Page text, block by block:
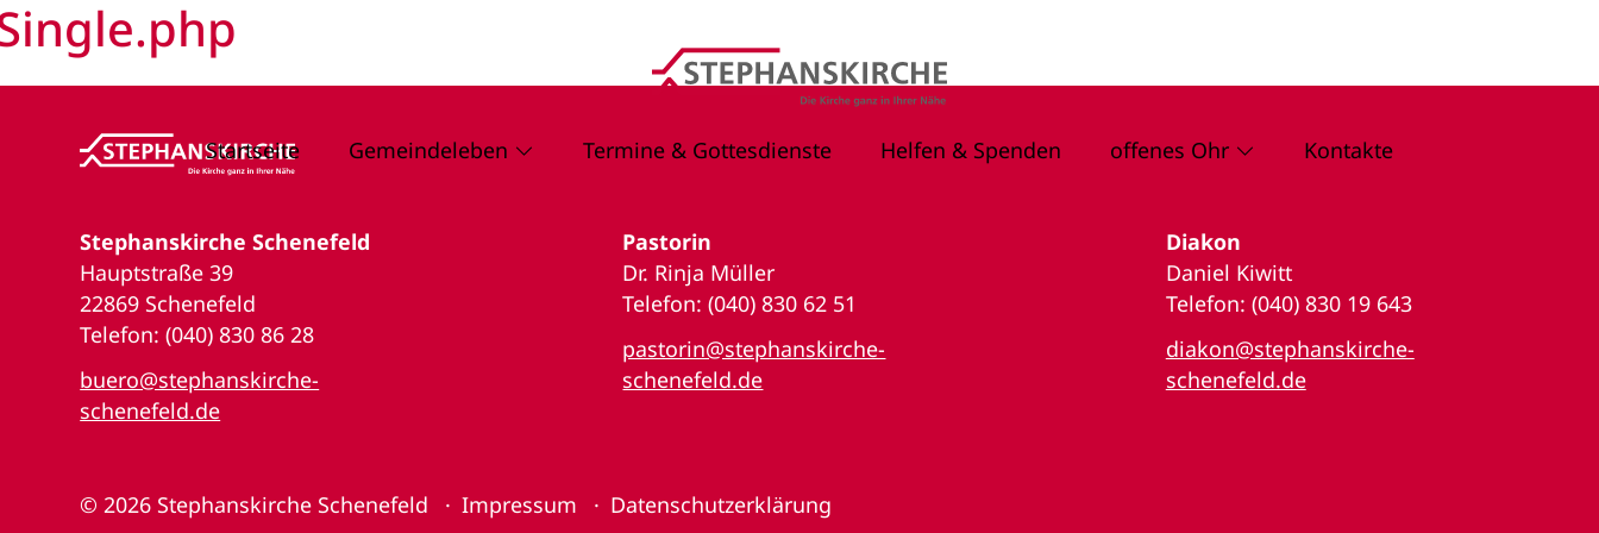
Startseite Gemeindeleben Termine & Gottesdienste Helfen & Spenden offenes Ohr Kontakte
Stephanskirche Schenefeld
Hauptstraße 39
22869 Schenefeld
Telefon: (040) 830 86 28
buero@stephanskirche-
schenefeld.de
Pastorin
Dr. Rinja Müller
Telefon: (040) 830 62 51
pastorin@stephanskirche-
schenefeld.de
Diakon
Daniel Kiwitt
Telefon: (040) 830 19 643
diakon@stephanskirche-
schenefeld.de
© 2026 Stephanskirche Schenefeld Impressum Datenschutzerklärung